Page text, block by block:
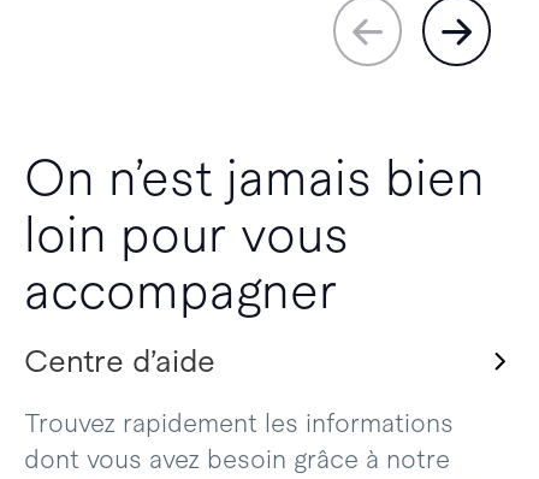
On n’est jamais bien
loin pour vous
accompagner
Centre d’aide
Trouvez rapidement les informations
dont vous avez besoin grâce à notre